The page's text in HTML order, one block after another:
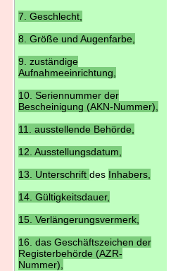
7. Geschlecht,
8. Größe und Augenfarbe,
9. zuständige
Aufnahmeeinrichtung,
10. Seriennummer der
Bescheinigung (AKN-Nummer),
11. ausstellende Behörde,
12. Ausstellungsdatum,
13. Unterschrift des Inhabers,
14. Gültigkeitsdauer,
15. Verlängerungsvermerk,
16. das Geschäftszeichen der
Registerbehörde (AZR-
Nummer),